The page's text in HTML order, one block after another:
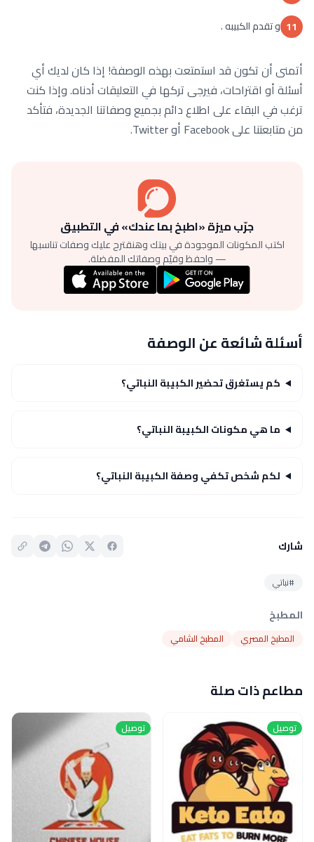
11 و تقدم الكبيبه .
أتمنى أن تكون قد استمتعت بهذه الوصفة! إذا كان لديك أي
أسئلة أو اقتراحات، فيرجى تركها في التعليقات أدناه. وإذا كنت
ترغب في البقاء على اطلاع دائم بجميع وصفاتنا الجديدة، فتأكد
من متابعتنا على Facebook أو Twitter.
جرّب ميزة «اطبخ بما عندك» في التطبيق
اكتب المكونات الموجودة في بيتك وهنقترح عليك وصفات تناسبها
— واحفظ وقيّم وصفاتك المفضلة.
أسئلة شائعة عن الوصفة
كم يستغرق تحضير الكبيبة النباتي؟
ما هي مكونات الكبيبة النباتي؟
لكم شخص تكفي وصفة الكبيبة النباتي؟
شارك
#نباتي
المطبخ
المطبخ المصري المطبخ الشامي
مطاعم ذات صلة
توصيل توصيل